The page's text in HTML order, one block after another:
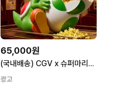
65,000원
(국내배송) CGV x 슈퍼마리오 요시 팝콘통 피규어 수집 간식박스 350mm
광고